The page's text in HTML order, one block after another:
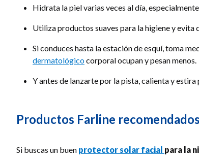
Hidrata la piel varias veces al día,
Utiliza productos suaves para la higiene y evita
Si conduces hasta la estación de esquí, toma
dermatológicocorporal ocupan y pesan menos.
Y antes de lanzarte por la pista, calienta y estira
Productos Farline
Si buscas un buen protector solar facial para la